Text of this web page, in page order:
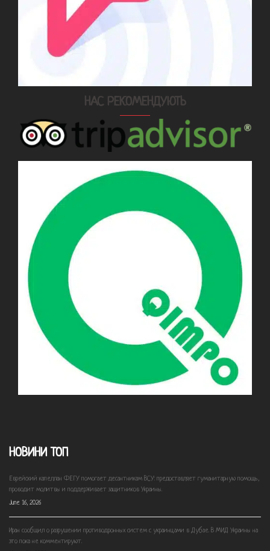
НАС РЕКОМЕНДУЮТЬ
НОВИНИ ТОП
Еврейский капеллан ФЕГУ помогает десантникам ВСУ: предоставляет гуманитарную помощь,
проводит молитвы и поддерживает защитников Украины.
June 16, 2026
Иран сообщил о разрушении противодронных систем с украинцами в Дубае. В МИД Украины на
это пока не комментируют.